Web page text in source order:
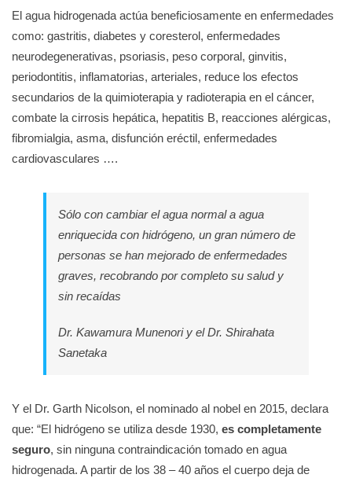
El agua hidrogenada actúa beneficiosamente en enfermedades
como: gastritis, diabetes y coresterol, enfermedades
neurodegenerativas, psoriasis, peso corporal, ginvitis,
periodontitis, inflamatorias, arteriales, reduce los efectos
secundarios de la quimioterapia y radioterapia en el cáncer,
combate la cirrosis hepática, hepatitis B, reacciones alérgicas,
fibromialgia, asma, disfunción eréctil, enfermedades
cardiovasculares ….
Sólo con cambiar el agua normal a agua
enriquecida con hidrógeno, un gran número de
personas se han mejorado de enfermedades
graves, recobrando por completo su salud y
sin recaídas
Dr. Kawamura Munenori y el Dr. Shirahata
Sanetaka
Y el Dr. Garth Nicolson, el nominado al nobel en 2015, declara
que: “El hidrógeno se utiliza desde 1930, es completamente
seguro, sin ninguna contraindicación tomado en agua
hidrogenada. A partir de los 38 – 40 años el cuerpo deja de